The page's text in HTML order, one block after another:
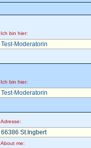
Ich bin hier:
Test-Moderatorin
Ich bin hier:
Test-Moderatorin
Adresse:
66386 St.Ingbert
About me: